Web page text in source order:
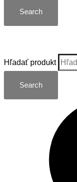
Search
Hľadať produkt
Search